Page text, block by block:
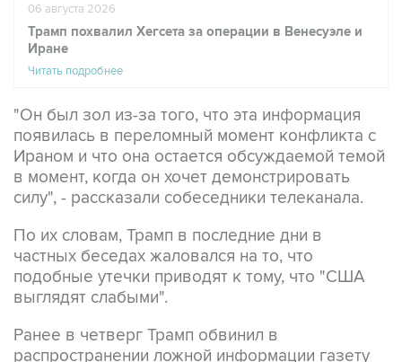
06 августа 2026
Трамп похвалил Хегсета за операции в Венесуэле и
Иране
Читать подробнее
"Он был зол из-за того, что эта информация
появилась в переломный момент конфликта с
Ираном и что она остается обсуждаемой темой
в момент, когда он хочет демонстрировать
силу", - рассказали собеседники телеканала.
По их словам, Трамп в последние дни в
частных беседах жаловался на то, что
подобные утечки приводят к тому, что "США
выглядят слабыми".
Ранее в четверг Трамп обвинил в
распространении ложной информации газету